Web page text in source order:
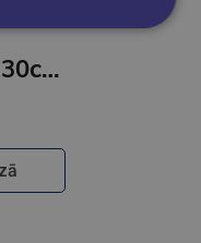
Globuss Elite 30cm LV